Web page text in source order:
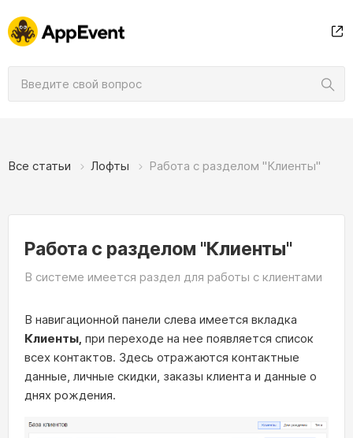
Все статьи Лофты Работа с разделом "Клиенты"
Работа с разделом "Клиенты"
В системе имеется раздел для работы с клиентами
В навигационной панели слева имеется вкладка
Клиенты, при переходе на нее появляется список
всех контактов. Здесь отражаются контактные
данные, личные скидки, заказы клиента и данные о
днях рождения.